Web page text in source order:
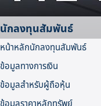
นักลงทุนสัมพันธ์
หน้าหลักนักลงทุนสัมพันธ์
ข้อมูลทางการเงิน
ข้อมูลสำหรับผู้ถือหุ้น